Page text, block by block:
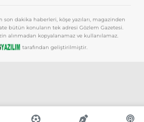
son dakika haberleri, köşe yazıları, magazinden
bütün konuların tek adresi Gözlem Gazetesi.
alınmadan kopyalanamaz ve kullanılamaz.
tarafından geliştirilmiştir.